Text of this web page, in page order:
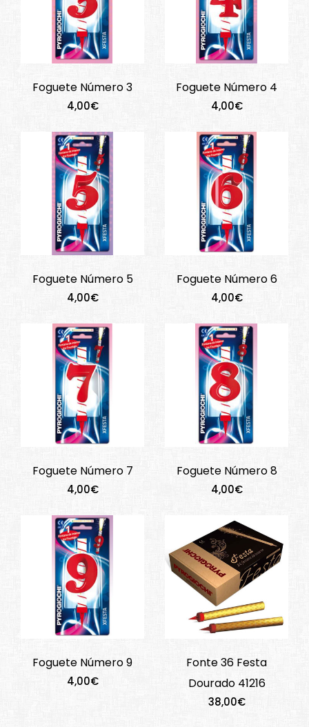
Foguete Número 3
4,00€
Foguete Número 4
4,00€
Foguete Número 5
4,00€
Foguete Número 6
4,00€
Foguete Número 7
4,00€
Foguete Número 8
4,00€
Foguete Número 9
4,00€
Fonte 36 Festa
Dourado 41216
38,00€